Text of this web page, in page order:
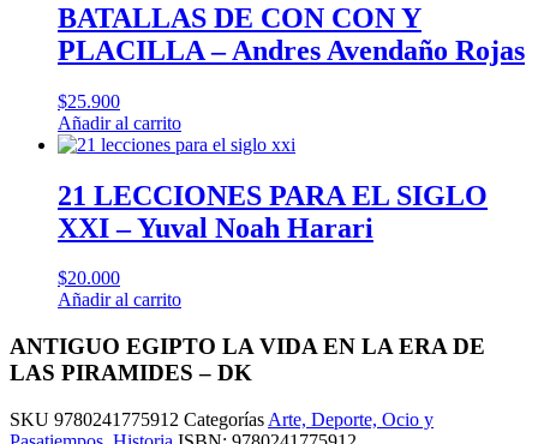
PIRAMIDES
cantidad
BATALLAS DE CON CON Y
PLACILLA – Andres Avendaño Rojas
$25.900
Añadir al carrito
21 LECCIONES PARA EL SIGLO
XXI – Yuval Noah Harari
$20.000
Añadir al carrito
ANTIGUO EGIPTO LA VIDA EN LA ERA DE
LAS PIRAMIDES – DK
SKU 9780241775912 Categorías Arte, Deporte, Ocio y